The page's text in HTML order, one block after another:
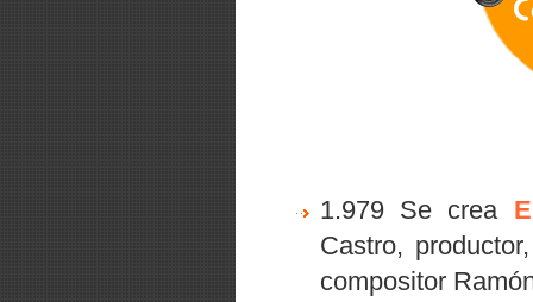
1.979 Se crea
Castro,
compositor